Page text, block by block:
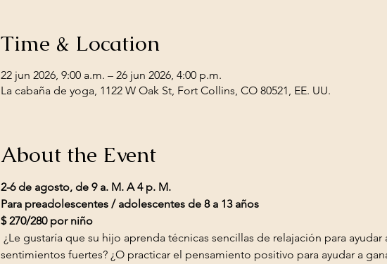
Time & Location
22 jun 2026, 9:00 a.m. – 26 jun 2026, 4:00 p.m.
La cabaña de yoga, 1122 W Oak St, Fort Collins, CO 80521, EE. UU.
About the Event
2-6 de agosto, de 9 a. M. A 4 p. M.
Para preadolescentes / adolescentes de 8 a 13 años
$ 270/280 por niño
sentimientos fuertes? ¿O practicar el pensamiento positivo para ayudar a